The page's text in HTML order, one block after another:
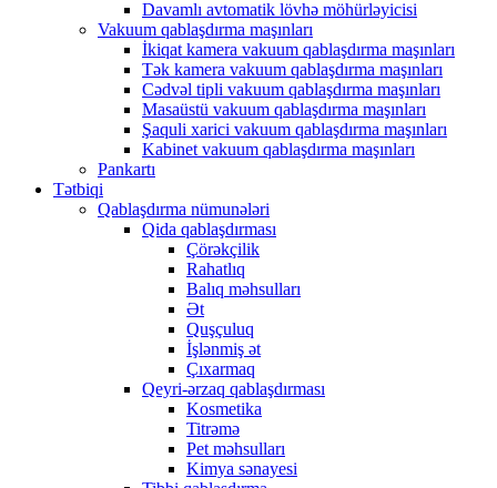
Davamlı avtomatik lövhə möhürləyicisi
Vakuum qablaşdırma maşınları
İkiqat kamera vakuum qablaşdırma maşınları
Tək kamera vakuum qablaşdırma maşınları
Cədvəl tipli vakuum qablaşdırma maşınları
Masaüstü vakuum qablaşdırma maşınları
Şaquli xarici vakuum qablaşdırma maşınları
Kabinet vakuum qablaşdırma maşınları
Pankartı
Tətbiqi
Qablaşdırma nümunələri
Qida qablaşdırması
Çörəkçilik
Rahatlıq
Balıq məhsulları
Ət
Quşçuluq
İşlənmiş ət
Çıxarmaq
Qeyri-ərzaq qablaşdırması
Kosmetika
Titrəmə
Pet məhsulları
Kimya sənayesi